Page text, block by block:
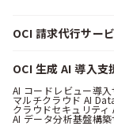
OCI 請求代行サー
OCI 生成 AI 導入支
AI コードレビュー導
マルチクラウド AI
クラウドセキュリテ
AI データ分析基盤構